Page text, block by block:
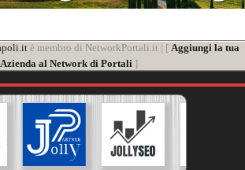
è membro di NetworkPortali.it | [ Aggiungi la tua
Azienda al Network di Portali]